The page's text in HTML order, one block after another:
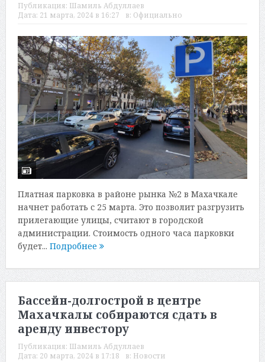
Публикация: Шамиль Абдуллаев
Дата: 21 марта, 2024 в 16:27 в: Официально
Платная парковка в районе рынка №2 в Махачкале
начнет работать с 25 марта. Это позволит разгрузить
прилегающие улицы, считают в городской
администрации. Стоимость одного часа парковки
будет... Подробнее
Бассейн-долгострой в центре
Махачкалы собираются сдать в
аренду инвестору
Публикация: Шамиль Абдуллаев
Дата: 20 марта, 2024 в 17:18 в: Новости